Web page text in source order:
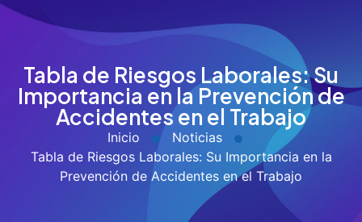
Tabla de Riesgos Laborales: Su
Importancia en la Prevención de
Accidentes en el Trabajo
Inicio
Noticias
Tabla de Riesgos Laborales: Su Importancia en la
Prevención de Accidentes en el Trabajo